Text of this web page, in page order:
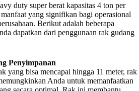
duty super berat kapasitas 4 ton per
yang signifikan bagi operasional
Berikut adalah beberapa
dapatkan dari penggunaan rak gudang
Penyimpanan
yang bisa mencapai hingga 11 meter, rak
Anda untuk memanfaatkan